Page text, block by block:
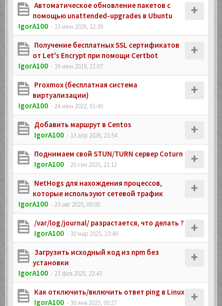
Автоматическое обновление пакетов с
помощью unattended-upgrades в Ubuntu
IgorA100 - 13 июн 2026, 12:39
Получение бесплатных SSL сертификатов
от Let's Encrypt при помощи Certbot
IgorA100 - 19 июн 2019, 21:07
Proxmox (бесплатная система
виртуализации)
IgorA100 - 24 июн 2022, 01:40
Добавить маршрут в Centos
IgorA100 - 13 апр 2026, 21:54
Поднимаем свой STUN/TURN сервер Coturn
IgorA100 - 20 сен 2025, 21:12
NetHogs для нахождения процессов,
которые используют сетевой трафик
IgorA100 - 23 авг 2025, 00:00
/var/log/journal/ разрастается, что делать ?
IgorA100 - 30 мар 2025, 23:49
Загрузить исходный код из npm без
установки
IgorA100 - 23 фев 2025, 22:43
Как отключить/включить ответ ping в Linux
IgorA100 - 30 янв 2025, 00:27